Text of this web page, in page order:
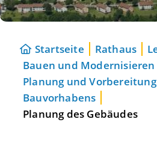
Startseite Rathaus
Bauen und Modernisieren
Planung und
Bauvorhabens
Planung des Gebäudes